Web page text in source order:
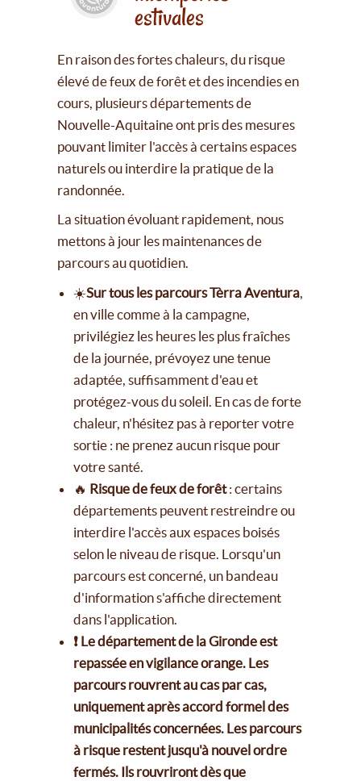
estivales
En raison des fortes chaleurs, du risque
élevé de feux de forêt et des incendies en
cours, plusieurs départements de
Nouvelle-Aquitaine ont pris des mesures
pouvant limiter l'accès à certains espaces
naturels ou interdire la pratique de la
randonnée.
La situation évoluant rapidement, nous
mettons à jour les maintenances de
parcours au quotidien.
☀️Sur tous les parcours Tèrra Aventura,
en ville comme à la campagne,
privilégiez les heures les plus fraîches
de la journée, prévoyez une tenue
adaptée, suffisamment d'eau et
protégez-vous du soleil. En cas de forte
chaleur, n'hésitez pas à reporter votre
sortie : ne prenez aucun risque pour
votre santé.
🔥 Risque de feux de forêt: certains
départements peuvent restreindre ou
interdire l'accès aux espaces boisés
selon le niveau de risque. Lorsqu'un
parcours est concerné, un bandeau
d'information s'affiche directement
dans l'application.
❗ Le département de la Gironde est
repassée en vigilance orange. Les
parcours rouvrent au cas par cas,
uniquement après accord formel des
municipalités concernées. Les parcours
à risque restent jusqu'à nouvel ordre
fermés. Ils rouvriront dès que